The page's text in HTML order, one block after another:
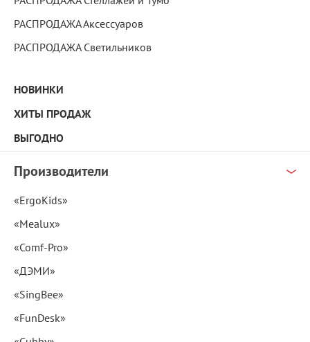
РАСПРОДАЖА Аксессуаров
РАСПРОДАЖА Светильников
НОВИНКИ
ХИТЫ ПРОДАЖ
ВЫГОДНО
Производители
«ErgoKids»
«Mealux»
«Comf-Pro»
«ДЭМИ»
«SingBee»
«FunDesk»